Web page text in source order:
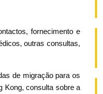
fornecimento e
outras consultas,
de migração para os
Kong, consulta sobre a